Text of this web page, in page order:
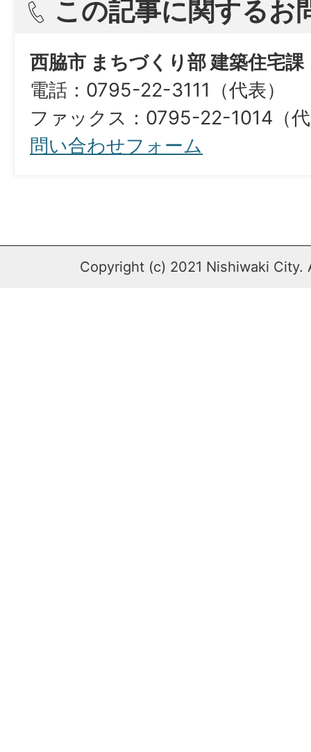
この記事に関するお
西脇市 まちづくり部 建築住宅課
電話：0795-22-3111（代表）
ファックス：0795-22-1014（
問い合わせフォーム
Copyright (c) 2021 Nishiwaki City.